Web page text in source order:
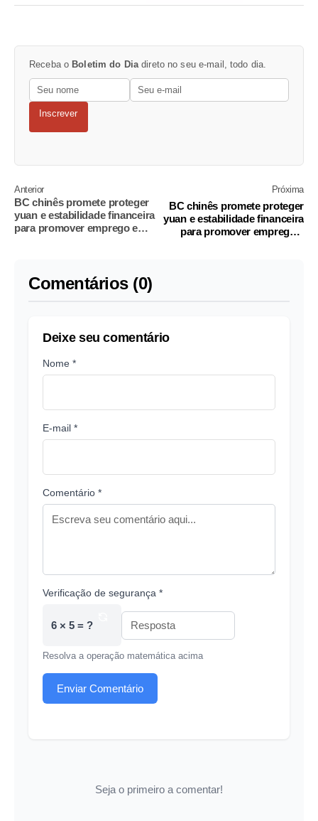
Receba o Boletim do Diadireto no seu e-mail, todo dia.
Inscrever
Anterior
BC chinês promete proteger
yuan e estabilidade financeira
para promover emprego e
Próxima
BC chinês promete proteger
yuan e estabilidade financeira
para promover emprego e
Comentários (0)
Deixe seu comentário
Nome *
E-mail *
Comentário *
Verificação de segurança *
6 × 5 = ?
Resolva a operação matemática acima
Enviar Comentário
Seja o primeiro a comentar!